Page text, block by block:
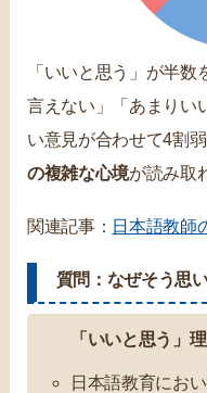
「いいと思う」が半
言えない」「あまりい
い意見が合わせて4割弱
の複雑な心境が読み取
関連記事： 日本語教師
質問：なぜそう思
「いいと思う」
日本語教育にお